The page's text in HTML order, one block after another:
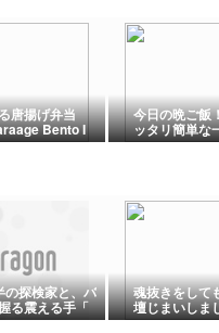
唐揚げ弁当
Bento I
今日の晩ご飯
ッタリ簡単な
トと玉ねぎの
の探検家と、バ
る震える手「
ダブリン」
魂抜きをして
壇じまいしま